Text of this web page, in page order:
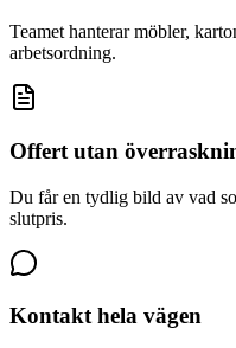
Teamet hanterar möbler,
arbetsordning.
Offert utan
Du får en tydlig bild av vad
slutpris.
Kontakt hela vägen